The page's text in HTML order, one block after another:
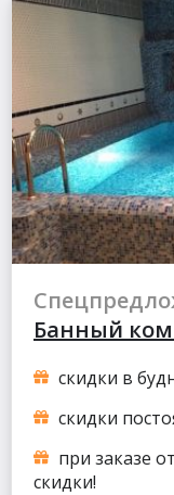
Банный
скидки в
скидки
при заказе
скидки!